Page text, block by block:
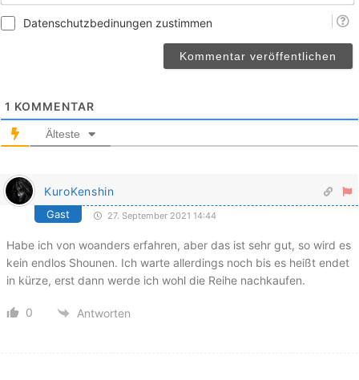
Datenschutzbedinungen zustimmen
1 KOMMENTAR
Älteste
KuroKenshin
Gast 27. September 2021 14:44
Habe ich von woanders erfahren, aber das ist sehr gut, so wird es
kein endlos Shounen. Ich warte allerdings noch bis es heißt endet
in kürze, erst dann werde ich wohl die Reihe nachkaufen.
0 Antworten